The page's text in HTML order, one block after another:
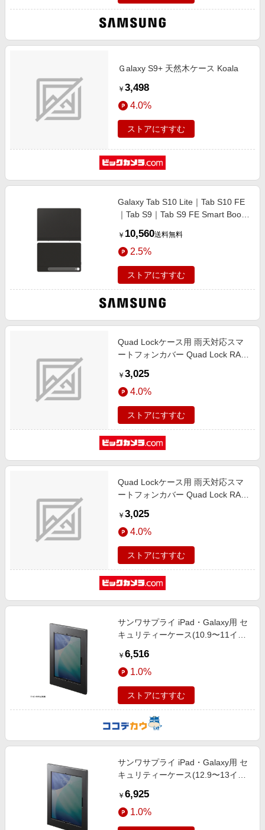
Ｇalaxy S9+ 天然木ケース Koala
￥ 3,498
4.0%
ストアにすすむ
Galaxy Tab S10 Lite｜Tab S10 FE
｜Tab S9｜Tab S9 FE Smart Book
￥ 10,560送料無料
2.5%
ストアにすすむ
Quad Lockケース用 雨天対応スマ
ートフォンカバー Quad Lock RAIN
PON-GS9PLUS
￥ 3,025
4.0%
ストアにすすむ
Quad Lockケース用 雨天対応スマ
ートフォンカバー Quad Lock RAIN
GS9
￥ 3,025
4.0%
ストアにすすむ
サンワサプライ iPad・Galaxy用 セ
キュリティーケース(10.9〜11イン
￥ 6,516
1.0%
ストアにすすむ
サンワサプライ iPad・Galaxy用 セ
キュリティーケース(12.9〜13イン
￥ 6,925
1.0%